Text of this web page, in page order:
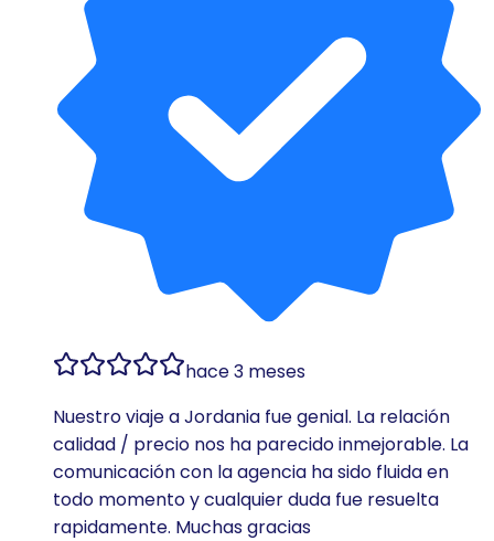
hace 3 meses
Nuestro viaje a Jordania fue genial. La relación
calidad / precio nos ha parecido inmejorable. La
comunicación con la agencia ha sido fluida en
todo momento y cualquier duda fue resuelta
rapidamente. Muchas gracias